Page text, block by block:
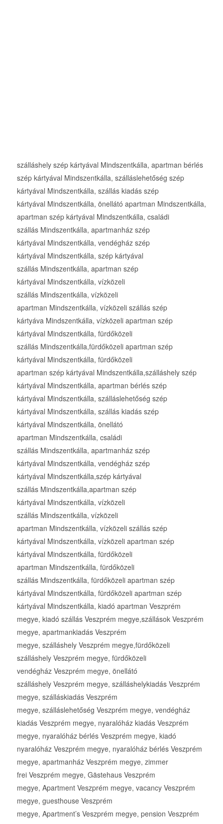
szálláshely szép kártyával Mindszentkálla, apartman bérlés
szép kártyával Mindszentkálla, szálláslehetőség szép
kártyával Mindszentkálla, szállás kiadás szép
kártyával Mindszentkálla, önellátó apartman Mindszentkálla,
apartman szép kártyával Mindszentkálla, családi
szállás Mindszentkálla, apartmanház szép
kártyával Mindszentkálla, vendégház szép
kártyával Mindszentkálla, szép kártyával
szállás Mindszentkálla, apartman szép
kártyával Mindszentkálla, vízközeli
szállás Mindszentkálla, vízközeli
apartman Mindszentkálla, vízközeli szállás szép
kártyáva Mindszentkálla, vízközeli apartman szép
kártyával Mindszentkálla, fürdőközeli
szállás Mindszentkálla,fürdőközeli apartman szép
kártyával Mindszentkálla, fürdőközeli
apartman szép kártyával Mindszentkálla,szálláshely szép
kártyával Mindszentkálla, apartman bérlés szép
kártyával Mindszentkálla, szálláslehetőség szép
kártyával Mindszentkálla, szállás kiadás szép
kártyával Mindszentkálla, önellátó
apartman Mindszentkálla, családi
szállás Mindszentkálla, apartmanház szép
kártyával Mindszentkálla, vendégház szép
kártyával Mindszentkálla,szép kártyával
szállás Mindszentkálla,apartman szép
kártyával Mindszentkálla, vízközeli
szállás Mindszentkálla, vízközeli
apartman Mindszentkálla, vízközeli szállás szép
kártyával Mindszentkálla, vízközeli apartman szép
kártyával Mindszentkálla, fürdőközeli
apartman Mindszentkálla, fürdőközeli
szállás Mindszentkálla, fürdőközeli apartman szép
kártyával Mindszentkálla, fürdőközeli apartman szép
kártyával Mindszentkálla, kiadó apartman Veszprém
megye, kiadó szállás Veszprém megye,szállások Veszprém
megye, apartmankiadás Veszprém
megye, szálláshely Veszprém megye,fürdőközeli
szálláshely Veszprém megye, fürdőközeli
vendégház Veszprém megye, önellátó
szálláshely Veszprém megye, szálláshelykiadás Veszprém
megye, szálláskiadás Veszprém
megye, szálláslehetőség Veszprém megye, vendégház
kiadás Veszprém megye, nyaralóház kiadás Veszprém
megye, nyaralóház bérlés Veszprém megye, kiadó
nyaralóház Veszprém megye, nyaralóház bérlés Veszprém
megye, apartmanház Veszprém megye, zimmer
frei Veszprém megye, Gästehaus Veszprém
megye, Apartment Veszprém megye, vacancy Veszprém
megye, guesthouse Veszprém
megye, Apartment’s Veszprém megye, pension Veszprém